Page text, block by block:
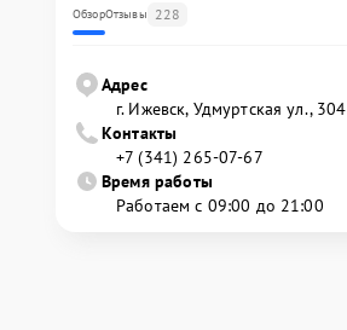
ОбзорОтзывы 228
Адрес
г. Ижевск, Удмуртская ул., 304
Контакты
+7 (341) 265-07-67
Время работы
Работаем с 09:00 до 21:00